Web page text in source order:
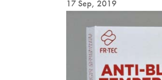
17 Sep, 2019